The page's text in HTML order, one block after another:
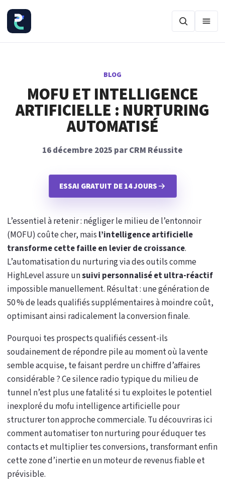
BLOG
MOFU ET INTELLIGENCE
ARTIFICIELLE : NURTURING
AUTOMATISÉ
16 décembre 2025 par CRM Réussite
ESSAI GRATUIT DE 14 JOURS
L’essentiel à retenir : négliger le milieu de l’entonnoir
(MOFU) coûte cher, mais l’intelligence artificielle
transforme cette faille en levier de croissance.
L’automatisation du nurturing via des outils comme
HighLevel assure unsuivi personnalisé et ultra-réactif
impossible manuellement. Résultat : une génération de
50 % de leads qualifiés supplémentaires à moindre coût,
optimisant ainsi radicalement la conversion finale.
Pourquoi tes prospects qualifiés cessent-ils
soudainement de répondre pile au moment où la vente
semble acquise, te faisant perdre un chiffre d’affaires
considérable ? Ce silence radio typique du milieu de
tunnel n’est plus une fatalité si tu exploites le potentiel
inexploré du mofu intelligence artificielle pour
structurer ton approche commerciale. Tu découvriras ici
comment automatiser ton nurturing pour éduquer tes
contacts et multiplier tes conversions, transformant enfin
cette zone d’inertie en un moteur de revenus fiable et
prévisible.